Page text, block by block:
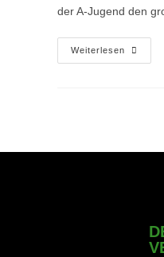
der A-Jugend den
Weiterlesen